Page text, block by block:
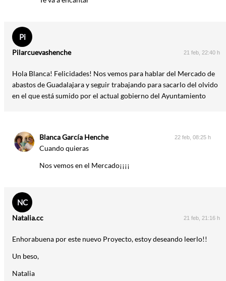
Pi
Pilarcuevashenche 21 feb, 22:40 h
Hola Blanca! Felicidades! Nos vemos para hablar del Mercado de
abastos de Guadalajara y seguir trabajando para sacarlo del olvido
en el que está sumido por el actual gobierno del Ayuntamiento
Blanca García Henche 22 feb, 08:25 h
Cuando quieras
Nos vemos en el Mercado¡¡¡¡
NC
Natalia.cc 21 feb, 21:16 h
Enhorabuena por este nuevo Proyecto, estoy deseando leerlo!!
Un beso,
Natalia